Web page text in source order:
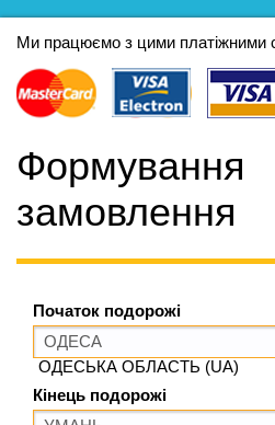
Ми працюємо з цими платіжними
Формування
замовлення
Початок подорожі
ОДЕСЬКА ОБЛАСТЬ (UA)
Кінець подорожі